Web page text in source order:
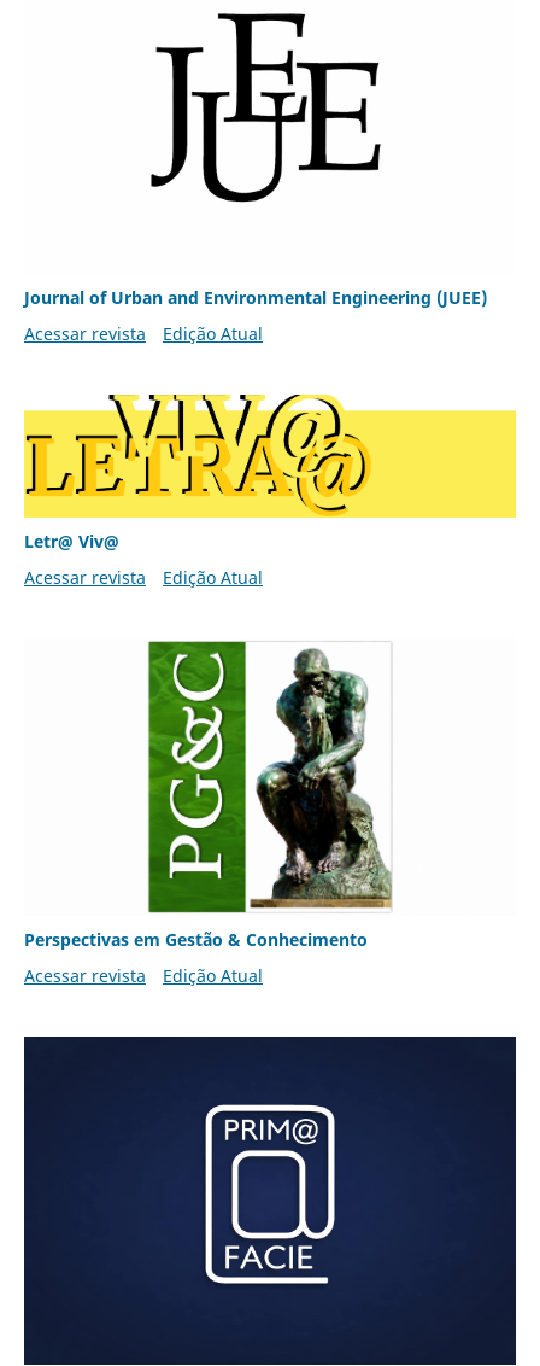
Journal of Urban and Environmental Engineering (JUEE)
Acessar revista
Edição Atual
Letr@ Viv@
Acessar revista
Edição Atual
Perspectivas em Gestão & Conhecimento
Acessar revista
Edição Atual